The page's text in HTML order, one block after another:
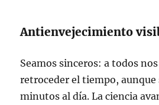
Antienvejecimiento
Seamos sinceros: a todos
retroceder el tiempo, aunque
minutos al día. La ciencia